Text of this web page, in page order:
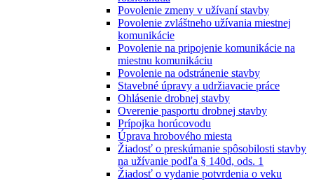
Povolenie zmeny v užívaní stavby
Povolenie zvláštneho užívania miestnej
komunikácie
Povolenie na pripojenie komunikácie na
miestnu komunikáciu
Povolenie na odstránenie stavby
Stavebné úpravy a udržiavacie práce
Ohlásenie drobnej stavby
Overenie pasportu drobnej stavby
Prípojka horúcovodu
Úprava hrobového miesta
Žiadosť o preskúmanie spôsobilosti stavby
na užívanie podľa § 140d, ods. 1
Žiadosť o vydanie potvrdenia o veku